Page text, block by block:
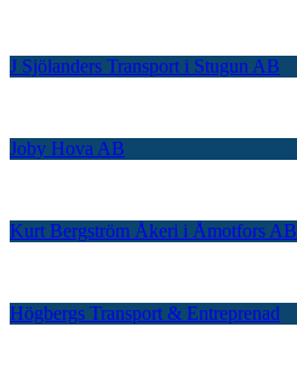
J Sjölanders Transport i Stugun AB
Joby Hova AB
Kurt Bergström Åkeri i Åmotfors AB
Högbergs Transport & Entreprenad